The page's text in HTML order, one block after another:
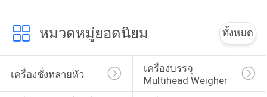
เรา
ทัวร์
หมวดหมู่ยอดนิยม ทั้งหมด
เครื่องชั่งหลายหัว
เครื่องบรรจุ
Multihead Weigher